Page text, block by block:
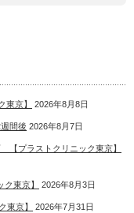
京】 2026年8月8日
間後 2026年8月7日
プラストクリニック東京】
東京】 2026年8月3日
京】 2026年7月31日